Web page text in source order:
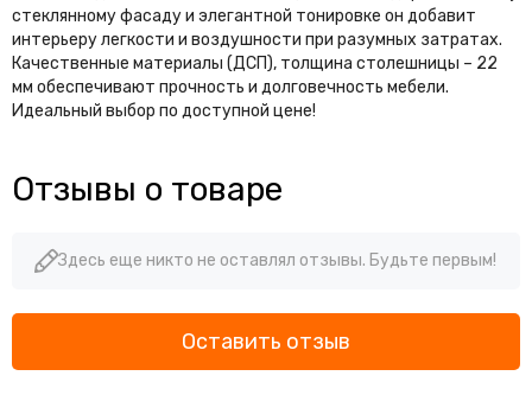
стеклянному фасаду и элегантной тонировке он добавит
интерьеру легкости и воздушности при разумных затратах.
Качественные материалы (ДСП), толщина столешницы – 22
мм обеспечивают прочность и долговечность мебели.
Идеальный выбор по доступной цене!
Отзывы о товаре
Здесь еще никто не оставлял отзывы. Будьте первым!
Оставить отзыв